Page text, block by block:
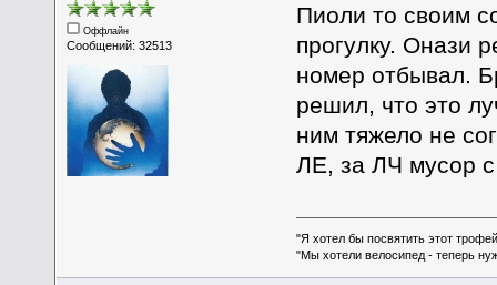
Оффлайн
Сообщений: 32513
Пиоли то своим
прогулку. Онази
номер отбывал.
решил, что это
ним тяжело не
ЛЕ, за ЛЧ мусор
"Я хотел бы посвятить этот
"Мы хотели велосипед - теперь